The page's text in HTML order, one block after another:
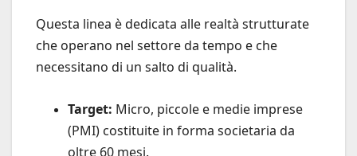
Questa linea è dedicata alle realtà strutturate
che operano nel settore da tempo e che
necessitano di un salto di qualità.
Target: Micro, piccole e medie imprese
(PMI) costituite in forma societaria da
oltre 60 mesi.